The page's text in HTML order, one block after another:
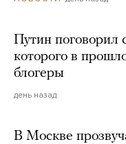
Путин
которого в
блогеры
день назад
В Москве